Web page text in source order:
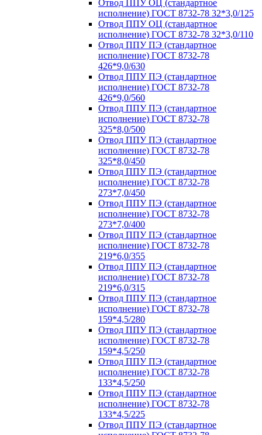
Отвод ППУ ОЦ (стандартное
исполнение) ГОСТ 8732-78 32*3,0/125
Отвод ППУ ОЦ (стандартное
исполнение) ГОСТ 8732-78 32*3,0/110
Отвод ППУ ПЭ (стандартное
исполнение) ГОСТ 8732-78
426*9,0/630
Отвод ППУ ПЭ (стандартное
исполнение) ГОСТ 8732-78
426*9,0/560
Отвод ППУ ПЭ (стандартное
исполнение) ГОСТ 8732-78
325*8,0/500
Отвод ППУ ПЭ (стандартное
исполнение) ГОСТ 8732-78
325*8,0/450
Отвод ППУ ПЭ (стандартное
исполнение) ГОСТ 8732-78
273*7,0/450
Отвод ППУ ПЭ (стандартное
исполнение) ГОСТ 8732-78
273*7,0/400
Отвод ППУ ПЭ (стандартное
исполнение) ГОСТ 8732-78
219*6,0/355
Отвод ППУ ПЭ (стандартное
исполнение) ГОСТ 8732-78
219*6,0/315
Отвод ППУ ПЭ (стандартное
исполнение) ГОСТ 8732-78
159*4,5/280
Отвод ППУ ПЭ (стандартное
исполнение) ГОСТ 8732-78
159*4,5/250
Отвод ППУ ПЭ (стандартное
исполнение) ГОСТ 8732-78
133*4,5/250
Отвод ППУ ПЭ (стандартное
исполнение) ГОСТ 8732-78
133*4,5/225
Отвод ППУ ПЭ (стандартное